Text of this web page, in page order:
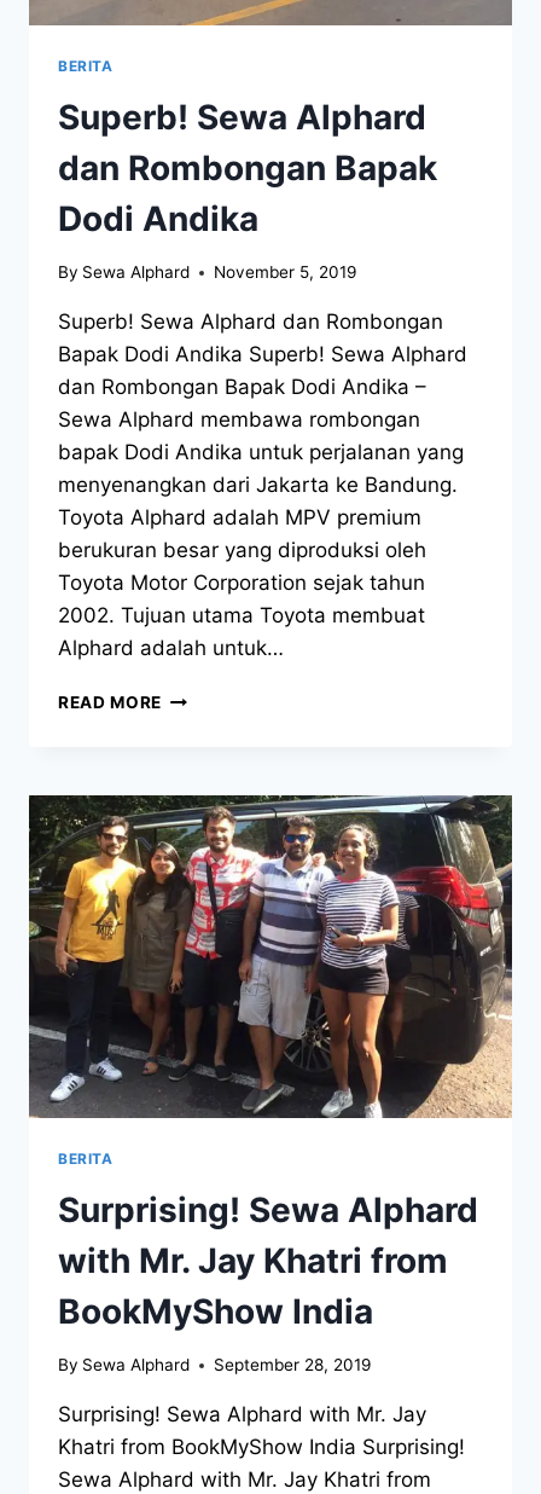
BERITA
Superb! Sewa Alphard
dan Rombongan Bapak
Dodi Andika
By Sewa Alphard November 5, 2019
Superb! Sewa Alphard dan Rombongan
Bapak Dodi Andika Superb! Sewa Alphard
dan Rombongan Bapak Dodi Andika –
Sewa Alphard membawa rombongan
bapak Dodi Andika untuk perjalanan yang
menyenangkan dari Jakarta ke Bandung.
Toyota Alphard adalah MPV premium
berukuran besar yang diproduksi oleh
Toyota Motor Corporation sejak tahun
2002. Tujuan utama Toyota membuat
Alphard adalah untuk…
READ MORE SUPERB!
ROMBONGAN
BAPAK
DODI
ANDIKA
BERITA
Surprising! Sewa Alphard
with Mr. Jay Khatri from
BookMyShow India
By Sewa Alphard September 28, 2019
Surprising! Sewa Alphard with Mr. Jay
Khatri from BookMyShow India Surprising!
Sewa Alphard with Mr. Jay Khatri from